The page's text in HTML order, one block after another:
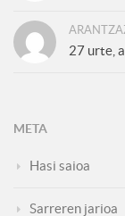
27 urte,
META
Hasi saioa
Sarreren jarioa